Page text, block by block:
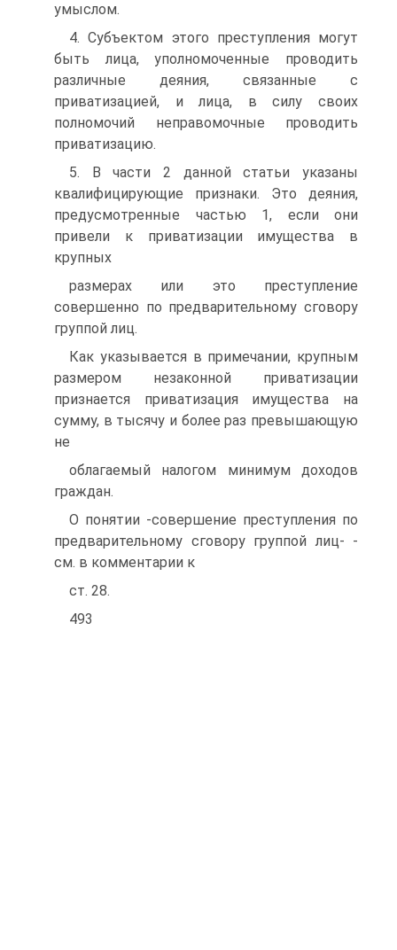
умыслом.
4. Субъектом этого преступления могут
быть лица, уполномоченные проводить
различные деяния, связанные с
приватизацией, и лица, в силу своих
полномочий неправомочные проводить
приватизацию.
5. В части 2 данной статьи указаны
квалифицирующие признаки. Это деяния,
предусмотренные частью 1, если они
привели к приватизации имущества в
крупных
размерах или это преступление
совершенно по предварительному сговору
группой лиц.
Как указывается в примечании, крупным
размером незаконной приватизации
признается приватизация имущества на
сумму, в тысячу и более раз превышающую
не
облагаемый налогом минимум доходов
граждан.
О понятии -совершение преступления по
предварительному сговору группой лиц- -
см. в комментарии к
ст. 28.
493